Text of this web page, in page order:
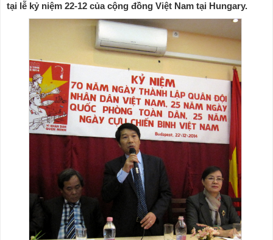
tại lễ kỷ niệm 22-12 của cộng đồng Việt Nam tại Hungary.